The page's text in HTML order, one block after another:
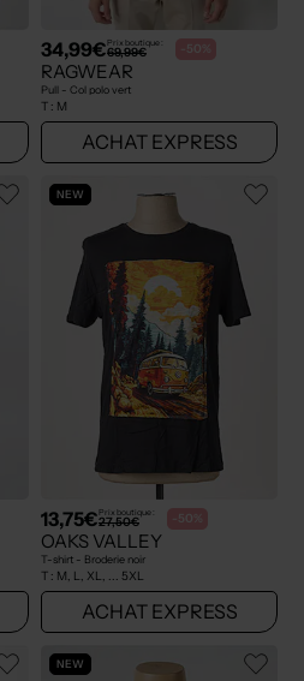
34,99€Prix boutique :
69,99€ -50%
RAGWEAR
Pull - Col polo vert
T : M
ACHAT EXPRESS
NEW
13,75€Prix boutique :
27,50€ -50%
OAKS VALLEY
T-shirt - Broderie noir
T : M, L, XL, ... 5XL
ACHAT EXPRESS
NEW